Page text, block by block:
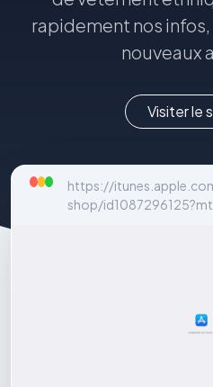
rapidement nos
nouveaux
Visiter le
https://
shop/